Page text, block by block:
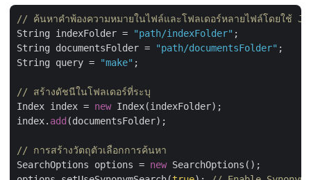
// ค้นหาคำพ้องความหมายในไฟล์และโฟลเดอร์หลายไฟล์โดยใช้
String indexFolder =
"path/indexFolder" ;
String documentsFolder =
"path/documentsFolder" ;
String query =
"make" ;
// สร้างดัชนีในโฟลเดอร์ที่ระบุ
Index index = new Index(indexFolder);
index. add (documentsFolder);
// การสร้างวัตถุตัวเลือกการค้นหา
SearchOptions options = new SearchOptions();